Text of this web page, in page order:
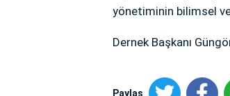
yönetiminin bilimsel
Dernek Başkanı
Paylaş